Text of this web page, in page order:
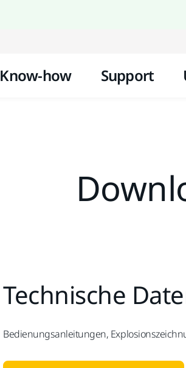
Know-how Support
Technische
Bedienungsanleitungen,